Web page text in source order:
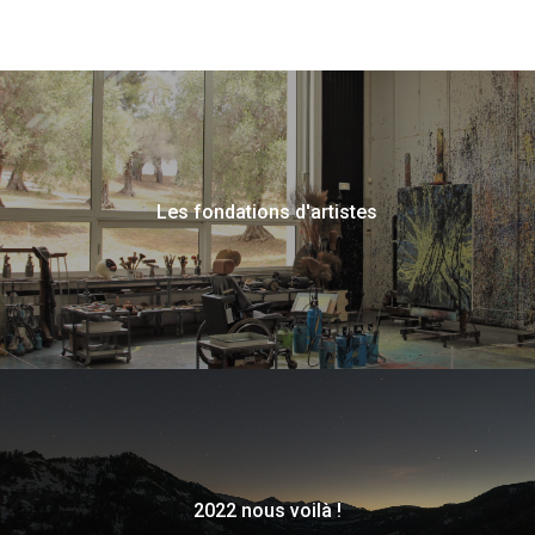
Les fondations d'artistes
2022 nous voilà !